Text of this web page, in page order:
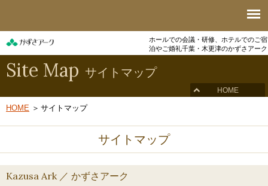
ホールでの会議・研修、ホテルでのご宿
泊やご婚礼千葉・木更津のかずさアーク
Site Map サイトマップ
HOME
HOME サイトマップ
サイトマップ
Kazusa Ark ／ かずさアーク